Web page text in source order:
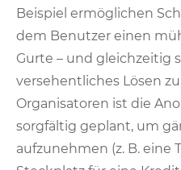
Beispiel ermöglichen
dem Benutzer einen
Gurte – und gleichzeitig
versehentliches Lösen
Organisatoren ist die
sorgfältig geplant, um
aufzunehmen (z. B. eine